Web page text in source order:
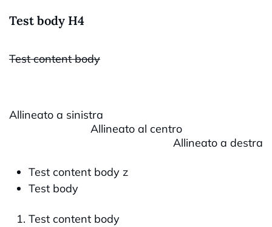
Test body H4
Test content body
Allineato a sinistra
Allineato al centro
Allineato a destra
Test content body z
Test body
Test content body